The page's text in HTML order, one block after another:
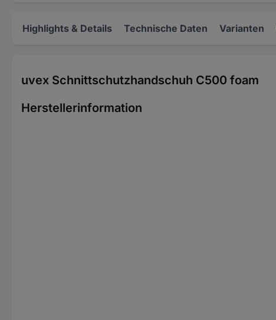
Highlights & Details Technische Daten Varianten
uvex Schnittschutzhandschuh C500 foam
Herstellerinformation